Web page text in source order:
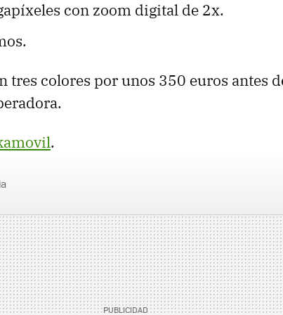
con zoom digital de 2x.
tres colores por unos 350 euros antes
.